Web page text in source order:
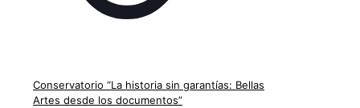
Conservatorio “La historia sin garantías: Bellas
Artes desde los documentos”